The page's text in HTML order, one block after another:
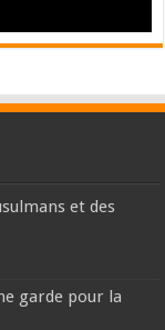
et des
garde pour la